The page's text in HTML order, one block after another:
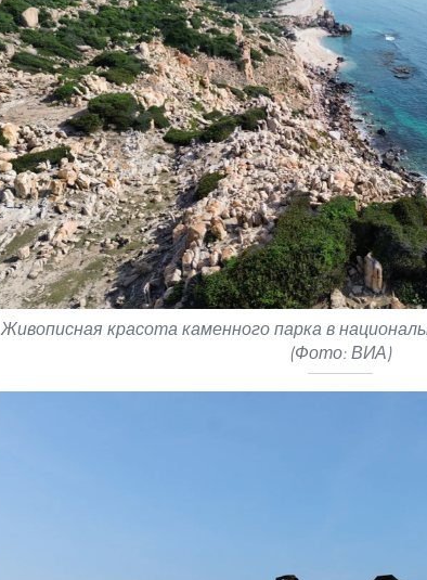
Живописная красота каменного парка в
(Фото: ВИА)